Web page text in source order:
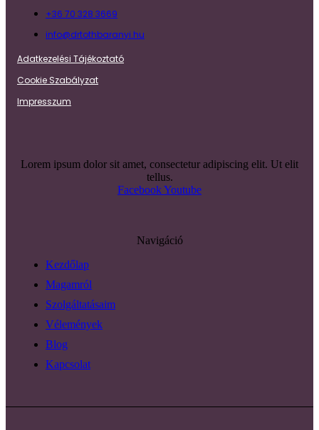
+36 70 328 3669
info@drtothbaranyi.hu
Adatkezelési Tájékoztató
Cookie Szabályzat
Impresszum
Lorem ipsum dolor sit amet, consectetur adipiscing elit. Ut elit
tellus.
FacebookYoutube
Navigáció
Kezdőlap
Magamról
Szolgáltatásaim
Vélemények
Blog
Kapcsolat